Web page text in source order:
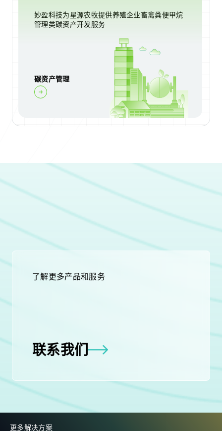
碳资产管理
妙盈科技为星源农牧提供养殖企业畜禽粪便甲烷
管理类碳资产开发服务
了解更多产品和服务
联系我们
更多解决方案